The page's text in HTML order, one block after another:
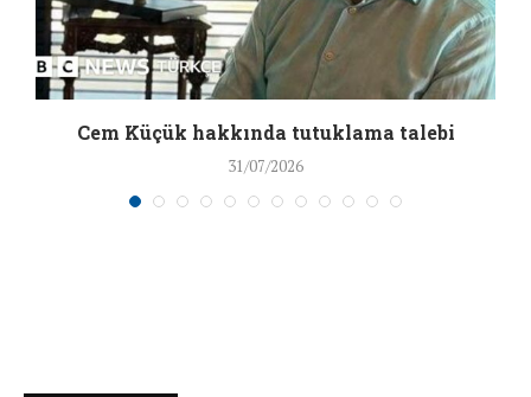
Cem Küçük hakkında tutuklama talebi
31/07/2026